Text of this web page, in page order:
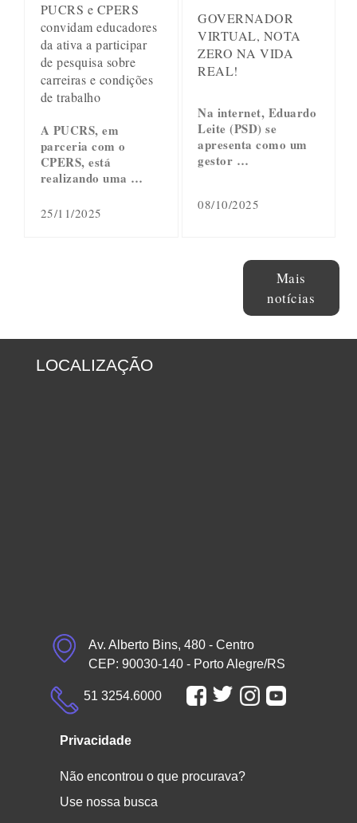
PUCRS e CPERS
convidam educadores
da ativa a participar
de pesquisa sobre
carreiras e condições
de trabalho
A PUCRS, em
parceria com o
CPERS, está
realizando uma …
25/11/2025
GOVERNADOR
VIRTUAL, NOTA
ZERO NA VIDA
REAL!
Na internet, Eduardo
Leite (PSD) se
apresenta como um
gestor …
08/10/2025
Mais
notícias
LOCALIZAÇÃO
Av. Alberto Bins, 480 - Centro
CEP: 90030-140 - Porto Alegre/RS
51 3254.6000
Privacidade
Não encontrou o que procurava?
Use nossa busca